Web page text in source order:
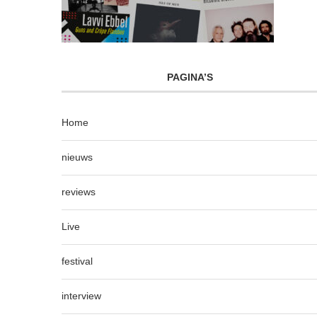
PAGINA’S
Home
nieuws
reviews
Live
festival
interview